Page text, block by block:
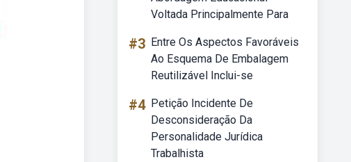
Voltada Principalmente Para
#3 Entre Os Aspectos Favoráveis
Ao Esquema De Embalagem
Reutilizável Inclui-se
#4 Petição Incidente De
Desconsideração Da
Personalidade Jurídica
Trabalhista